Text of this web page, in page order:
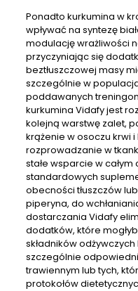
Ponadto kurkumina w
wpływać na syntezę
modulację wrażliwości
przyczyniając się
beztłuszczowej masy
szczególnie w
poddawanych
kurkumina Vidafy jest
kolejną warstwę zalet,
krążenie w osoczu krwi
rozprowadzanie w
stałe wsparcie w
standardowych
obecności tłuszczów
piperyna, do
dostarczania Vidafy
dodatków, które
składników
szczególnie
trawiennym lub tych,
protokołów